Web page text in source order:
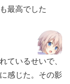
最高でした
ているせいで、
感じた。その影